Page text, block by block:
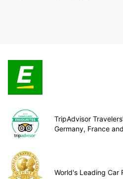
TripAdvisor
Germany, France
World's Leading Car